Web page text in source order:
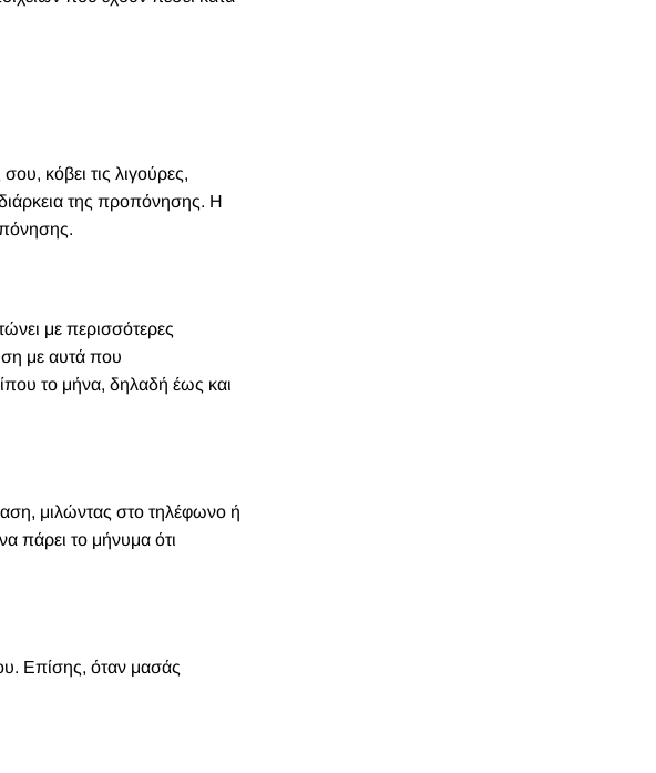
κόβει τις λιγούρες,
διάρκεια της προπόνησης. Η
με περισσότερες
με αυτά που
το μήνα, δηλαδή έως και
μιλώντας στο τηλέφωνο ή
πάρει το μήνυμα ότι
Επίσης, όταν μασάς